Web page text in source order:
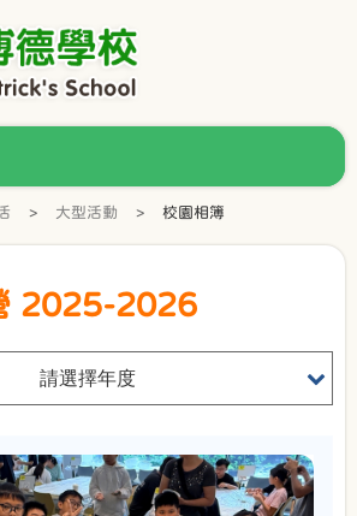
> 大型活動 > 校園相簿
2025-2026
請選擇年度